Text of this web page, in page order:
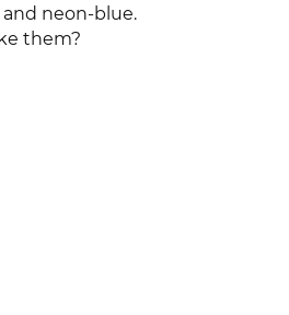
neon-blue.
them?